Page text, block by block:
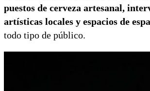
puestos de cerveza artesanal,
artísticas locales y espacios de
todo tipo de público.